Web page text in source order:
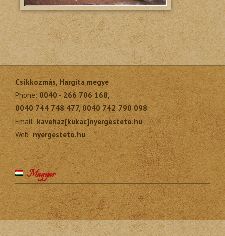
Csíkkozmás, Hargita megye
Phone:0040 - 266 706 168,
0040 744 748 477, 0040 742 790 098
Email: kavehaz[kukac]nyergesteto.hu
Web: nyergesteto.hu
Magyar